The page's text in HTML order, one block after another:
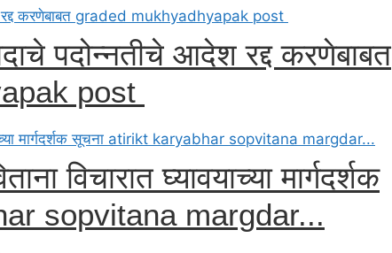
पदोन्नतीचे आदेश रद्द करणेबाबत
post
विचारात घ्यावयाच्या मार्गदर्शक
sopvitana margdar...